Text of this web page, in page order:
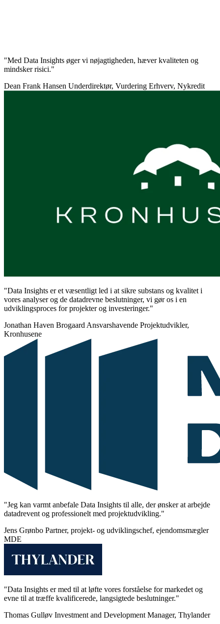
"Med Data Insights øger vi nøjagtigheden, hæver kvaliteten og
mindsker risici."
Dean Frank Hansen Underdirektør, Vurdering Erhverv, Nykredit
"Data Insights er et væsentligt led i at sikre substans og kvalitet i
vores analyser og de datadrevne beslutninger, vi gør os i en
udviklingsproces for projekter og investeringer."
Jonathan Haven Brogaard Ansvarshavende Projektudvikler,
Kronhusene
"Jeg kan varmt anbefale Data Insights til alle, der ønsker at arbejde
datadrevent og professionelt med projektudvikling."
Jens Grønbo Partner, projekt- og udviklingschef, ejendomsmægler
MDE
"Data Insights er med til at løfte vores forståelse for markedet og
evne til at træffe kvalificerede, langsigtede beslutninger."
Thomas Gulløv Investment and Development Manager, Thylander